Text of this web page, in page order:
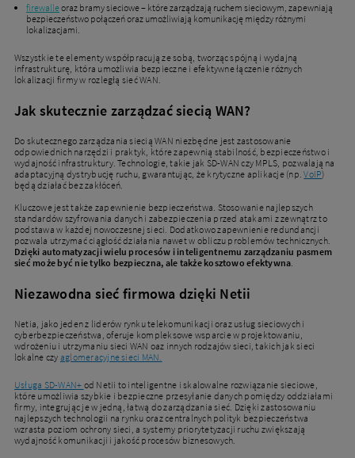
firewalleoraz bramy sieciowe – które zarządzają ruchem sieciowym, zapewniają
bezpieczeństwo połączeń oraz umożliwiają komunikację między różnymi
lokalizacjami.
Wszystkie te elementy współpracują ze sobą, tworząc spójną i wydajną
infrastrukturę, która umożliwia bezpieczne i efektywne łączenie różnych
lokalizacji firmy w rozległą sieć WAN.
Jak skutecznie zarządzać siecią WAN?
Do skutecznego zarządzania siecią WAN niezbędne jest zastosowanie
odpowiednich narzędzi i praktyk, które zapewnią stabilność, bezpieczeństwo i
wydajność infrastruktury. Technologie, takie jak SD-WAN czy MPLS, pozwalają na
adaptacyjną dystrybucję ruchu, gwarantując, że krytyczne aplikacje (np.VoIP)
będą działać bez zakłóceń.
Kluczowe jest także zapewnienie bezpieczeństwa. Stosowanie najlepszych
standardów szyfrowania danych i zabezpieczenia przed atakami z zewnątrz to
podstawa w każdej nowoczesnej sieci. Dodatkowo zapewnienie redundancji
pozwala utrzymać ciągłość działania nawet w obliczu problemów technicznych.
Dzięki automatyzacji wielu procesów i inteligentnemu zarządzaniu pasmem
sieć może być nie tylko bezpieczna, ale także kosztowo efektywna
Niezawodna sieć firmowa dzięki Netii
Netia, jako jeden z liderów rynku telekomunikacji oraz usług sieciowych i
cyberbezpieczeństwa, oferuje kompleksowe wsparcie w projektowaniu,
wdrożeniu i utrzymaniu sieci WAN oaz innych rodzajów sieci, takich jak sieci
lokalne czy aglomeracyjne sieci MAN.
Usługa SD-WAN+ od Netii to inteligentne i skalowalne rozwiązanie sieciowe,
które umożliwia szybkie i bezpieczne przesyłanie danych pomiędzy oddziałami
firmy, integrując je w jedną, łatwą do zarządzania sieć. Dzięki zastosowaniu
najlepszych technologii na rynku oraz centralnych polityk bezpieczeństwa
wzrasta poziom ochrony sieci, a systemy priorytetyzacji ruchu zwiększają
wydajność komunikacji i jakość procesów biznesowych.